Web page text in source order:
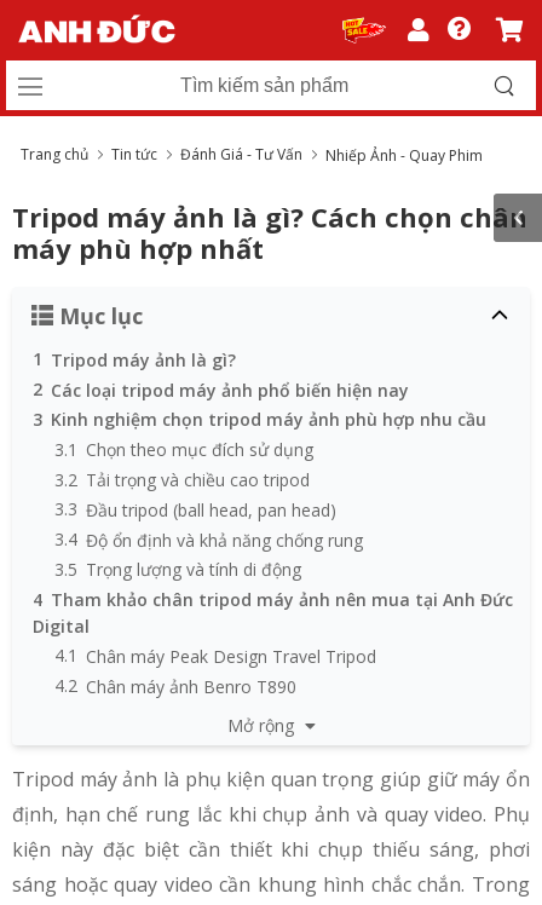
Trang chủ Tin tức Đánh Giá - Tư Vấn Nhiếp Ảnh - Quay Phim
Tripod máy ảnh là gì? Cách chọn chân
máy phù hợp nhất
Mục lục
1 Tripod máy ảnh là gì?
2 Các loại tripod máy ảnh phổ biến hiện nay
3 Kinh nghiệm chọn tripod máy ảnh phù hợp nhu cầu
3.1 Chọn theo mục đích sử dụng
3.2 Tải trọng và chiều cao tripod
3.3 Đầu tripod (ball head, pan head)
3.4 Độ ổn định và khả năng chống rung
3.5 Trọng lượng và tính di động
4 Tham khảo chân tripod máy ảnh nên mua tại Anh Đức
Digital
4.1 Chân máy Peak Design Travel Tripod
4.2 Chân máy ảnh Benro T890
Chân máy Manfrotto Compact Advanced With Ball
Head
4.4 Chân máy Velbon EX-630
4.5
Chân máy ảnh Manfrotto 055 Carbon Fibre 4-Section
Chân máy ảnh Tripod Benro T691
4.7 Chân Carbon Sirui R-5214X
5 Bảng so sánh nhanh các chân tripod máy ảnh
Mở rộng
Tripod máy ảnh là phụ kiện quan trọng giúp giữ máy ổn
định, hạn chế rung lắc khi chụp ảnh và quay video. Phụ
kiện này đặc biệt cần thiết khi chụp thiếu sáng, phơi
sáng hoặc quay video cần khung hình chắc chắn. Trong